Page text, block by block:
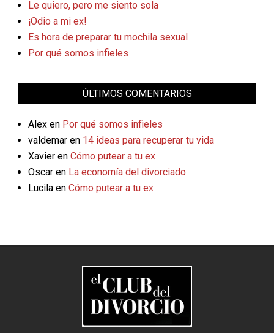
Le quiero, pero me siento sola
¡Odio a mi ex!
Es hora de preparar tu mochila sexual
Por qué somos infieles
ÚLTIMOS COMENTARIOS
Alex en Por qué somos infieles
valdemar en 14 ideas para recuperar tu vida
Xavier en Cómo putear a tu ex
Oscar en La economía del divorciado
Lucila en Cómo putear a tu ex